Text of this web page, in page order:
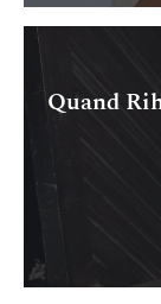
Quand